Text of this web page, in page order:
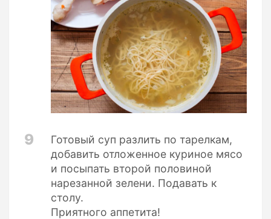
9
Готовый суп разлить по тарелкам,
добавить отложенное куриное мясо
и посыпать второй половиной
нарезанной зелени. Подавать к
столу.
Приятного аппетита!